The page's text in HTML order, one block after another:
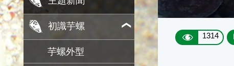
初識芋螺
芋螺外型
1314